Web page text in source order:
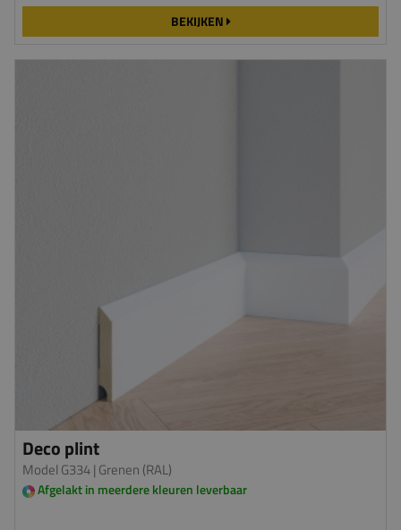
BEKIJKEN
Deco plint
Model G334| Grenen (RAL)
Afgelakt in meerdere kleuren leverbaar